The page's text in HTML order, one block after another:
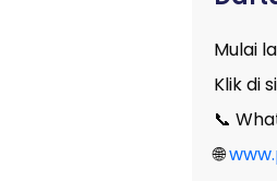
Mulai
Klik di
📞
🌐